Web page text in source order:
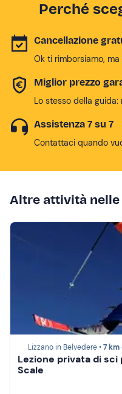
Perché
Cancellazione
Ok ti rimborsiamo,
Miglior prezzo
Lo stesso della
Assistenza 7 su 7
Contattaci quando
Altre attività
Lizzano in Belvedere •7 km
Lezione privata di
Scale